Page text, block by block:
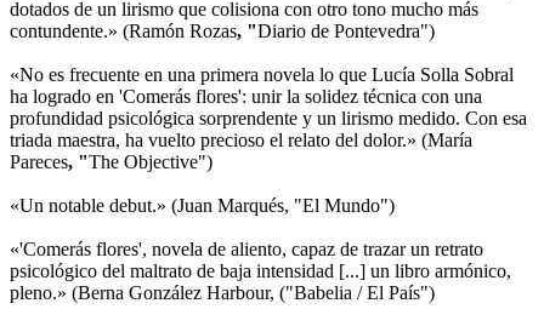
dotados de un lirismo que colisiona con otro tono mucho más
contundente.» (Ramón Rozas, "Diario de Pontevedra")
«No es frecuente en una primera novela lo que Lucía Solla Sobral
ha logrado en 'Comerás flores': unir la solidez técnica con una
profundidad psicológica sorprendente y un lirismo medido. Con esa
triada maestra, ha vuelto precioso el relato del dolor.» (María
Pareces, "The Objective")
«Un notable debut.» (Juan Marqués, "El Mundo")
«'Comerás flores', novela de aliento, capaz de trazar un retrato
psicológico del maltrato de baja intensidad [...] un libro armónico,
pleno.» (Berna González Harbour, ("Babelia / El País")